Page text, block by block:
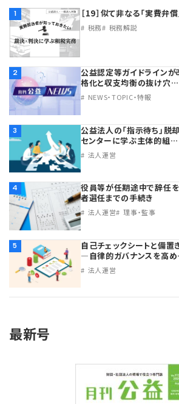
1 ［19］似て非なる「実費弁償
税務 税務解説
2
公益認定等ガイドライン
格化と収支均衡の抜け穴…
NEWS・TOPIC・特報
3
公益法人の「指示待ち」
センターに学ぶ主体的組…
法人運営
4
役員等が任期途中で辞任
者選任までの手続き
法人運営 理事・監事
5
自己チェックシートと備
―自律的ガバナンスを高
法人運営
最新号